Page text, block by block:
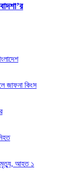
জাফনা কিংস
মৃত্যু, আহত ১